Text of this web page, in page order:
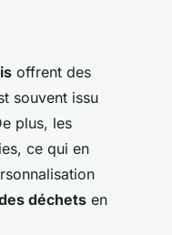
offrent des
souvent issu
plus, les
ce qui en
déchets en